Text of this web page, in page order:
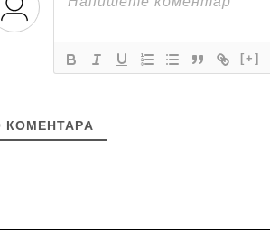
[+]
КОМЕНТАРA